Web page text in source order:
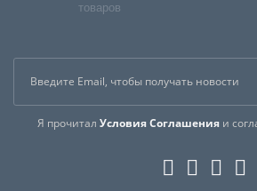
товаров
Я прочитал Условия Соглашенияи